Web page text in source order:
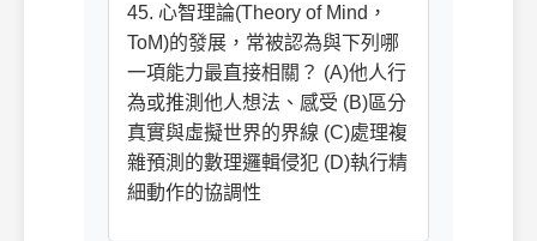
45. 心智理論(Theory of Mind，
ToM)的發展，常被認為與下列哪
一項能力最直接相關？ (A)他人行
為或推測他人想法、感受 (B)區分
真實與虛擬世界的界線 (C)處理複
雜預測的數理邏輯侵犯 (D)執行精
細動作的協調性